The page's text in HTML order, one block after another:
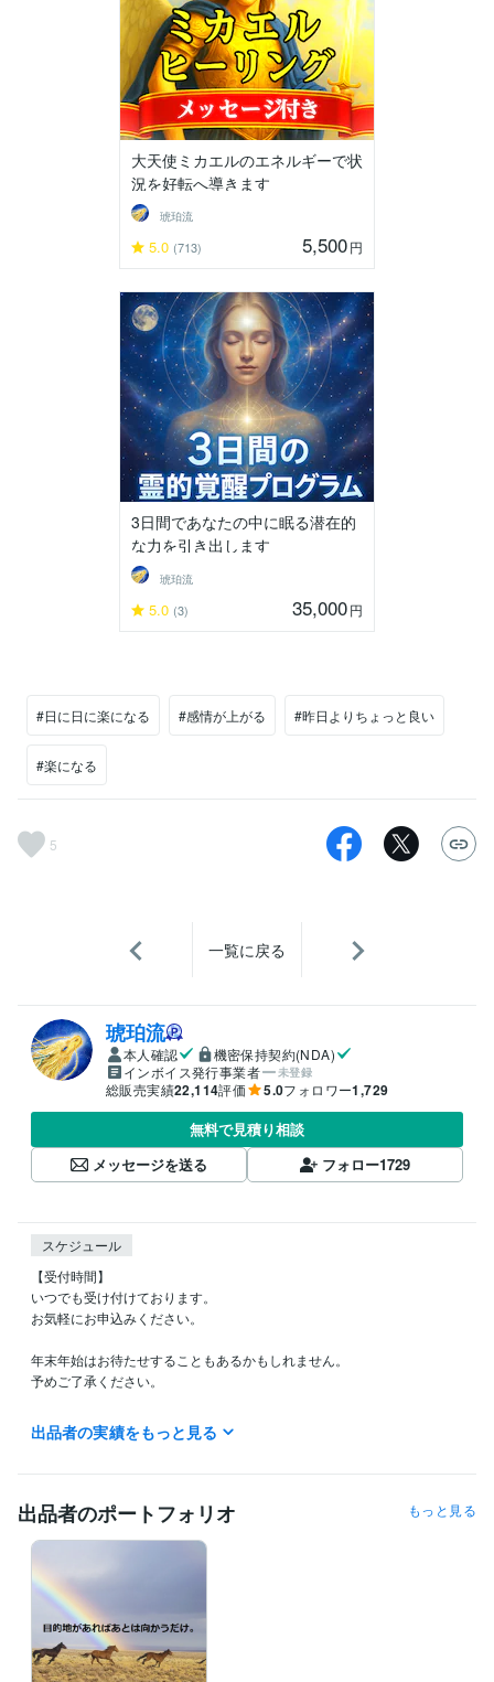
大天使ミカエルのエネルギーで状
況を好転へ導きます
琥珀流
5.0 (713) 5,500円
3日間であなたの中に眠る潜在的
な力を引き出します
琥珀流
5.0 (3) 35,000円
#日に日に楽になる #感情が上がる #昨日よりちょっと良い
#楽になる
5
一覧に戻る
琥珀流
本人確認
機密保持契約(NDA)
インボイス発行事業者
未登録
総販売実績22,114評価 5.0フォロワー1,729
無料で見積り相談
メッセージを送る
フォロー1729
スケジュール
【受付時間】
いつでも受け付けております。
お気軽にお申込みください。
年末年始はお待たせすることもあるかもしれません。
予めご了承ください。
【電話相談について】
何時〜可能ですか？とお気軽にメッセージください。
経験職種
ライフスタイル・その他 / 占い師
Prema of House
受賞歴
引き寄せの法則を生活に活用する簡単な方法
出品者の実績をもっと見る
出品者のポートフォリオ もっと見る